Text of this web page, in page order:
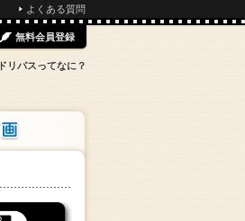
よくある質問
無料会員登録
ドリパスってなに？